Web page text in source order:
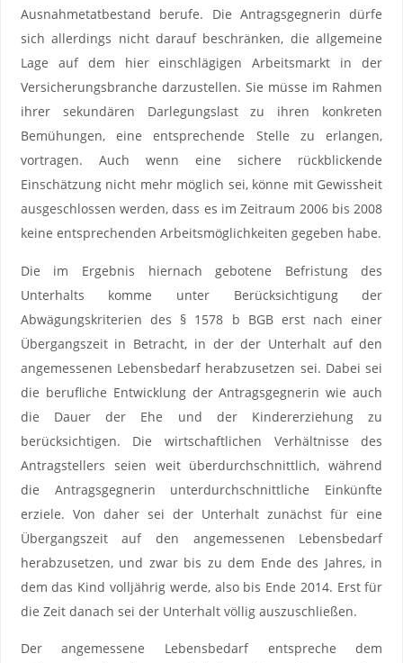
Ausnahmetatbestand berufe. Die Antragsgegnerin dürfe
sich allerdings nicht darauf beschränken, die allgemeine
Lage auf dem hier einschlägigen Arbeitsmarkt in der
Versicherungsbranche darzustellen. Sie müsse im Rahmen
ihrer sekundären Darlegungslast zu ihren konkreten
Bemühungen, eine entsprechende Stelle zu erlangen,
vortragen. Auch wenn eine sichere rückblickende
Einschätzung nicht mehr möglich sei, könne mit Gewissheit
ausgeschlossen werden, dass es im Zeitraum 2006 bis 2008
keine entsprechenden Arbeitsmöglichkeiten gegeben habe.
Die im Ergebnis hiernach gebotene Befristung des
Unterhalts komme unter Berücksichtigung der
Abwägungskriterien des § 1578 b BGB erst nach einer
Übergangszeit in Betracht, in der der Unterhalt auf den
angemessenen Lebensbedarf herabzusetzen sei. Dabei sei
die berufliche Entwicklung der Antragsgegnerin wie auch
die Dauer der Ehe und der Kindererziehung zu
berücksichtigen. Die wirtschaftlichen Verhältnisse des
Antragstellers seien weit überdurchschnittlich, während
die Antragsgegnerin unterdurchschnittliche Einkünfte
erziele. Von daher sei der Unterhalt zunächst für eine
Übergangszeit auf den angemessenen Lebensbedarf
herabzusetzen, und zwar bis zu dem Ende des Jahres, in
dem das Kind volljährig werde, also bis Ende 2014. Erst für
die Zeit danach sei der Unterhalt völlig auszuschließen.
Der angemessene Lebensbedarf entspreche dem